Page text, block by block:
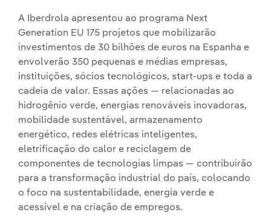
A Iberdrola apresentou ao programa Next
Generation EU 175 projetos que mobilizarão
investimentos de 30 bilhões de euros na Espanha e
envolverão 350 pequenas e médias empresas,
instituições, sócios tecnológicos, start-ups e toda a
cadeia de valor. Essas ações — relacionadas ao
hidrogênio verde, energias renováveis inovadoras,
mobilidade sustentável, armazenamento
energético, redes elétricas inteligentes,
eletrificação do calor e reciclagem de
componentes de tecnologias limpas — contribuirão
para a transformação industrial do país, colocando
o foco na sustentabilidade, energia verde e
acessível e na criação de empregos.